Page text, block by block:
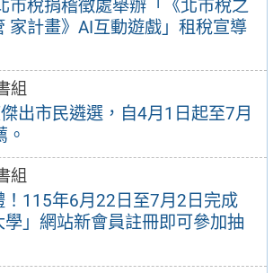
市稅捐稽徵處舉辦「《北市稅之
家計畫》AI互動遊戲」租稅宣導
組
出市民遴選，自4月1日起至7月
組
！115年6月22日至7月2日完成
學」網站新會員註冊即可參加抽